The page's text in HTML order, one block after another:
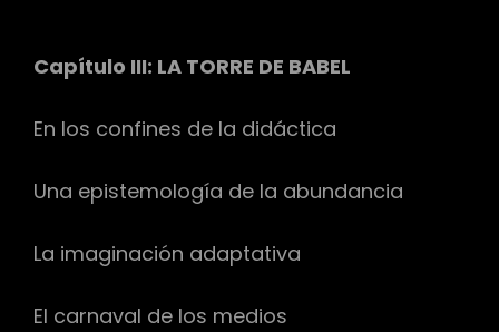
Capítulo III: LA TORRE DE BABEL
En los confines de la didáctica
Una epistemología de la abundancia
La imaginación adaptativa
El carnaval de los medios